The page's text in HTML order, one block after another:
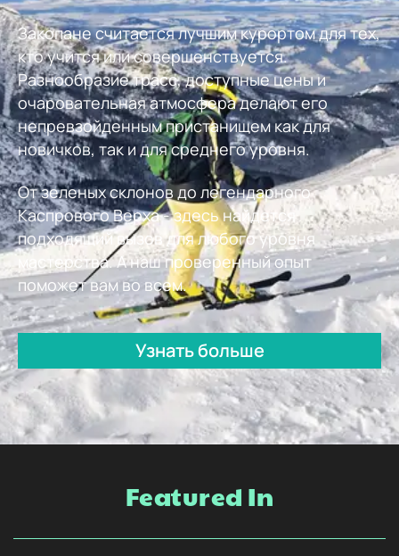
Закопане считается лучшим курортом для тех,
кто учится или совершенствуется.
Разнообразие трасс, доступные цены и
очаровательная атмосфера делают его
непревзойденным пристанищем как для
новичков, так и для среднего уровня.
От зеленых склонов до легендарного
Каспрового Верха - здесь найдется
подходящий вызов для любого уровня
мастерства. А наш проверенный опыт
поможет вам во всем.
Узнать больше
Featured In